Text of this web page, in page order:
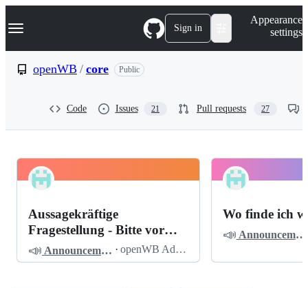
k
p
Navigation Menu Sign in
Appearance
settings
openWB / core Public
Code Issues 21 Pull requests 27
openWB
Discussions
Pinned
Aussagekräftige
Fragestellung - Bitte vor
dem Posten lesen
📣 Announcements · openWB Admin
Wo finde ich
📣 Announcements